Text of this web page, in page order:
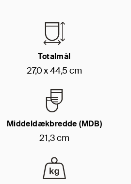
Totalmål
27,0 x 44,5 cm
Middeldækbredde (MDB)
21,3 cm